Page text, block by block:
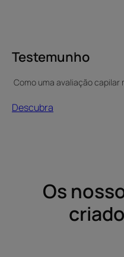
Testemunho
Como uma avaliação capilar
Descubra
Os